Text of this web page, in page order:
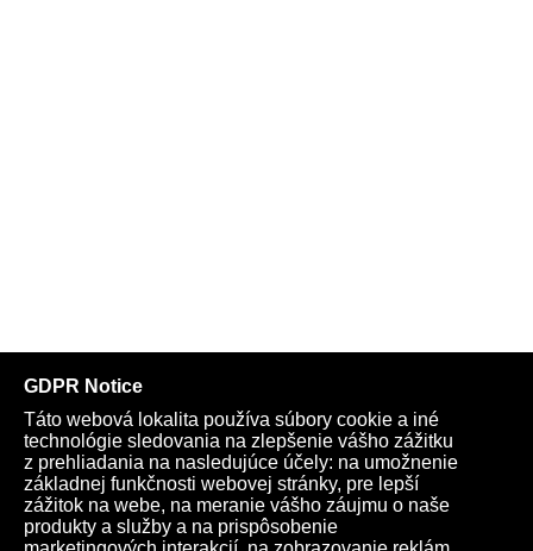
Telegram Youtube Facebook
Archív
Obchod
TV Kardio Podporte nás